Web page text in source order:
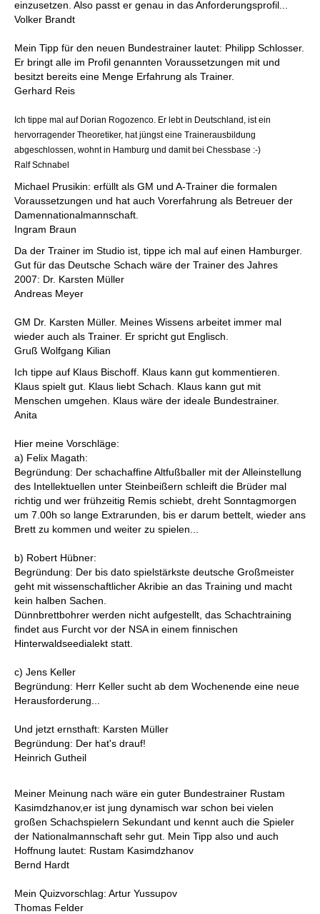
einzusetzen. Also passt er genau in das Anforderungsprofil...
Volker Brandt
Mein Tipp für den neuen Bundestrainer lautet: Philipp Schlosser.
Er bringt alle im Profil genannten Voraussetzungen mit und
besitzt bereits eine Menge Erfahrung als Trainer.
Gerhard Reis
Ich tippe mal auf Dorian Rogozenco. Er lebt in Deutschland, ist ein
hervorragender Theoretiker, hat jüngst eine Trainerausbildung
abgeschlossen, wohnt in Hamburg und damit bei Chessbase :-)
Ralf Schnabel
Michael Prusikin: erfüllt als GM und A-Trainer die formalen
Voraussetzungen und hat auch Vorerfahrung als Betreuer der
Damennationalmannschaft.
Ingram Braun
Da der Trainer im Studio ist, tippe ich mal auf einen Hamburger.
Gut für das Deutsche Schach wäre der Trainer des Jahres
2007: Dr. Karsten Müller
Andreas Meyer
GM Dr. Karsten Müller. Meines Wissens arbeitet immer mal
wieder auch als Trainer. Er spricht gut Englisch.
Gruß Wolfgang Kilian
Ich tippe auf Klaus Bischoff. Klaus kann gut kommentieren.
Klaus spielt gut. Klaus liebt Schach. Klaus kann gut mit
Menschen umgehen. Klaus wäre der ideale Bundestrainer.
Anita
Hier meine Vorschläge:
a) Felix Magath:
Begründung: Der schachaffine Altfußballer mit der Alleinstellung
des Intellektuellen unter Steinbeißern schleift die Brüder mal
richtig und wer frühzeitig Remis schiebt, dreht Sonntagmorgen
um 7.00h so lange Extrarunden, bis er darum bettelt, wieder ans
Brett zu kommen und weiter zu spielen...
b) Robert Hübner:
Begründung: Der bis dato spielstärkste deutsche Großmeister
geht mit wissenschaftlicher Akribie an das Training und macht
kein halben Sachen.
Dünnbrettbohrer werden nicht aufgestellt, das Schachtraining
findet aus Furcht vor der NSA in einem finnischen
Hinterwaldseedialekt statt.
c) Jens Keller
Begründung: Herr Keller sucht ab dem Wochenende eine neue
Herausforderung...
Und jetzt ernsthaft: Karsten Müller
Begründung: Der hat's drauf!
Heinrich Gutheil
Meiner Meinung nach wäre ein guter Bundestrainer Rustam
Kasimdzhanov,er ist jung dynamisch war schon bei vielen
großen Schachspielern Sekundant und kennt auch die Spieler
der Nationalmannschaft sehr gut. Mein Tipp also und auch
Hoffnung lautet: Rustam Kasimdzhanov
Bernd Hardt
Mein Quizvorschlag: Artur Yussupov
Thomas Felder